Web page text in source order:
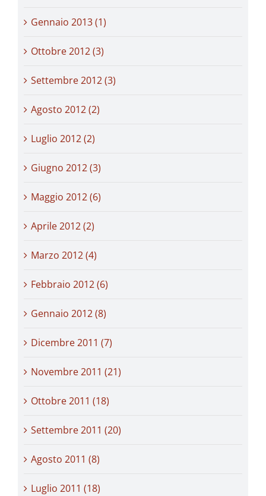
Gennaio 2013 (1)
Ottobre 2012 (3)
Settembre 2012 (3)
Agosto 2012 (2)
Luglio 2012 (2)
Giugno 2012 (3)
Maggio 2012 (6)
Aprile 2012 (2)
Marzo 2012 (4)
Febbraio 2012 (6)
Gennaio 2012 (8)
Dicembre 2011 (7)
Novembre 2011 (21)
Ottobre 2011 (18)
Settembre 2011 (20)
Agosto 2011 (8)
Luglio 2011 (18)